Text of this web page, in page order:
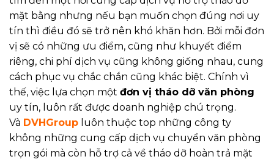
mặt bằng nhưng nếu bạn muốn chọn đúng nơi uy
tín thì điều đó sẽ trở nên khó khăn hơn. Bởi mỗi đơn
vị sẽ có những ưu điểm, cũng như khuyết điểm
riêng, chi phí dịch vụ cũng không giống nhau, cung
cách phục vụ chắc chắn cũng khác biệt. Chính vì
thế, việc lựa chọn một đơn vị tháo dỡ văn phòng
uy tín, luôn rất được doanh nghiệp chú trọng.
Và DVHGroup luôn thuộc top những công ty
không những cung cấp dịch vụ chuyển văn phòng
trọn gói mà còn hỗ trợ cả về tháo dỡ hoàn trả mặt